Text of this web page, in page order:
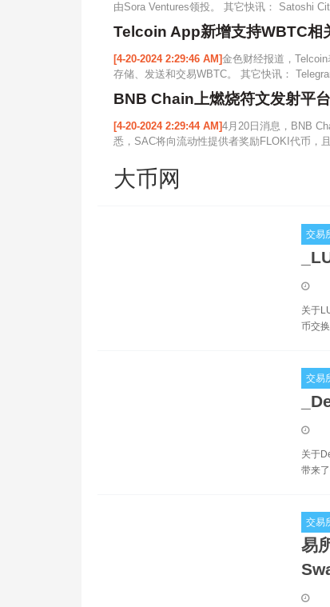
由Sora Ventures领投。 其它快讯： Satoshi
Telcoin App新增支持WBTC相
[4-20-2024 2:29:46 AM]金色财经报道，
存储、发送和交易WBTC。 其它快讯：
BNB Chain上燃烧符文发射平
[4-20-2024 2:29:44 AM]4月20日消息，BNB
悉，SAC将向流动性提供者奖励FLOKI代币，
大币网
交易
关于
币交
交易
关于
带来
交易
易